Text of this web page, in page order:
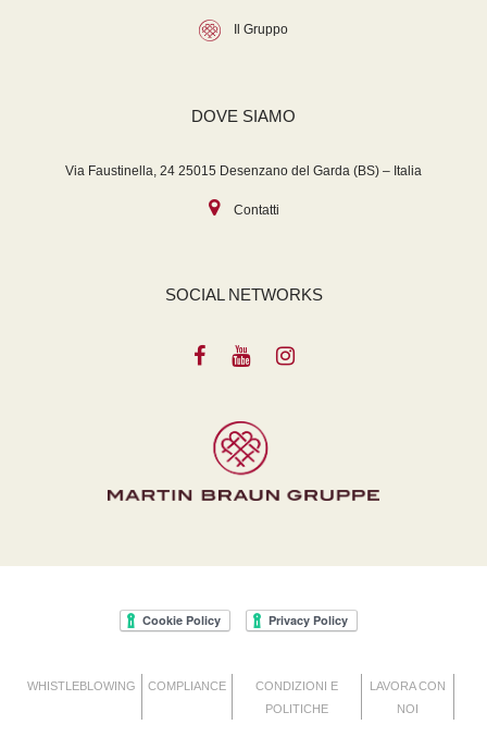
Il Gruppo
DOVE SIAMO
Via Faustinella, 24 25015 Desenzano del Garda (BS) – Italia
Contatti
SOCIAL NETWORKS
WHISTLEBLOWING COMPLIANCE
CONDIZIONI E
POLITICHE
LAVORA CON
NOI